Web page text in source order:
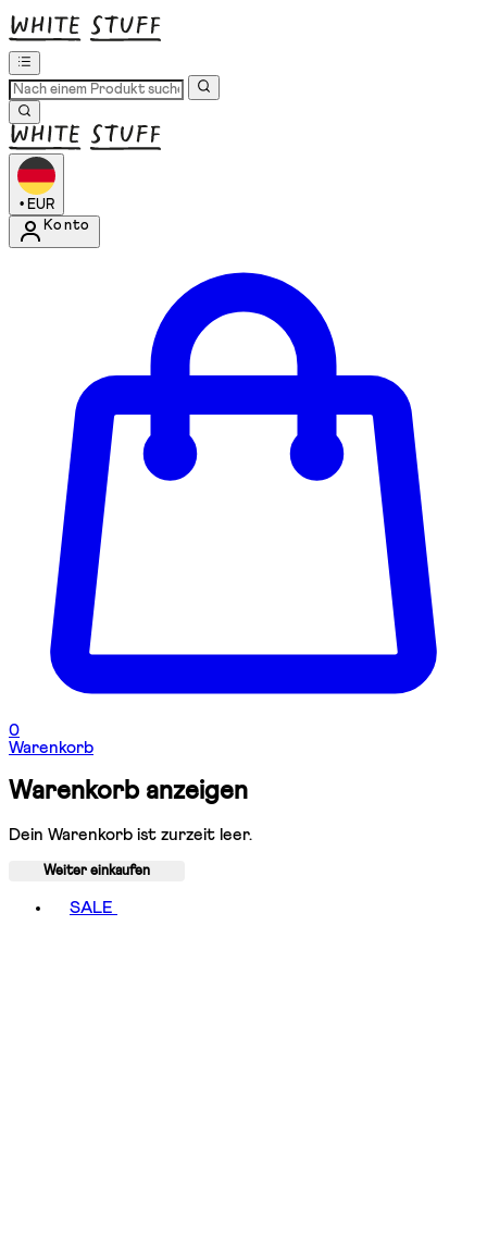
• EUR
Konto
0
Warenkorb
Warenkorb anzeigen
Dein Warenkorb ist zurzeit leer.
Weiter einkaufen
SALE